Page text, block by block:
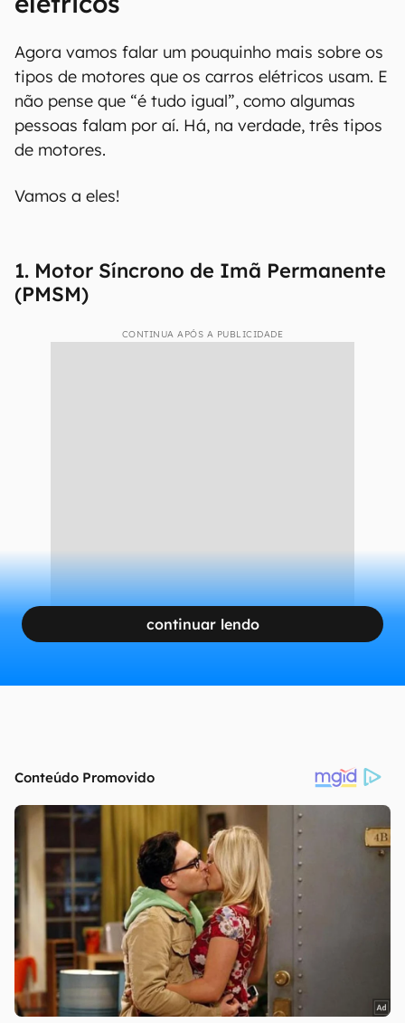
Agora vamos falar um pouquinho mais sobre os
tipos de motores que os carros elétricos usam. E
não pense que “é tudo igual”, como algumas
pessoas falam por aí. Há, na verdade, três tipos
de motores.
Vamos a eles!
1. Motor Síncrono de Imã Permanente
(PMSM)
CONTINUA APÓS A PUBLICIDADE
continuar lendo